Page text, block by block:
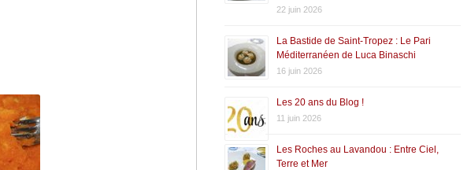
22 juin 2026
La Bastide de Saint-Tropez : Le Pari
Méditerranéen de Luca Binaschi
16 juin 2026
Les 20 ans du Blog !
11 juin 2026
Les Roches au Lavandou : Entre Ciel,
Terre et Mer